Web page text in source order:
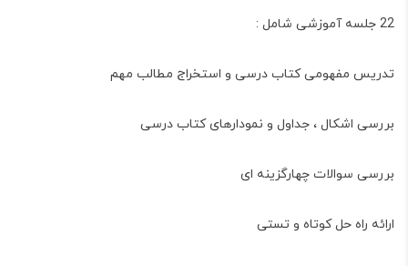
22 جلسه آموزشی شامل :
تدریس مفهومی کتاب درسی و استخراج مطالب مهم
بررسی اشکال ، جداول و نمودارهای کتاب درسی
بررسی سوالات چهارگزینه ای
ارائه راه حل کوتاه و تستی